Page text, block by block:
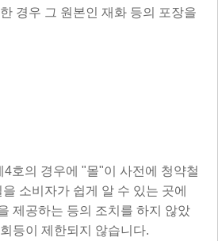
경우 그 원본인 재화 등의 포장을
호의 경우에 "몰"이 사전에 청약철
소비자가 쉽게 알 수 있는 곳에
제공하는 등의 조치를 하지 않았
등이 제한되지 않습니다.